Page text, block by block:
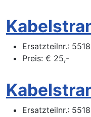
Ersatzteilnr.:
Preis: € 25,-
Ersatzteilnr.: